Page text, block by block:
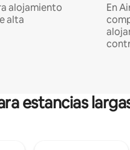
alojamiento
alta
En
estancias